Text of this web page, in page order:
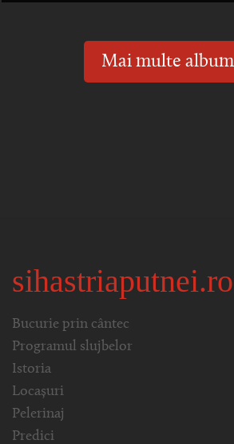
Mai multe
sihastriaputnei.ro
Bucurie prin cântec
Programul slujbelor
Istoria
Locașuri
Pelerinaj
Predici